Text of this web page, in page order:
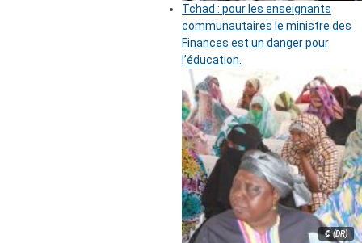
Tchad : pour les enseignants
communautaires le ministre des
Finances est un danger pour
l’éducation.
© (DR)